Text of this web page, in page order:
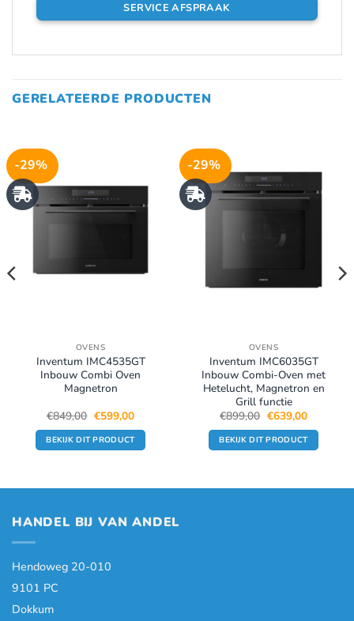
SERVICE AFSPRAAK
GERELATEERDE PRODUCTEN
-29%
OVENS
Inventum IMC4535GT
Inbouw Combi Oven
Magnetron
€849,00 Oorspronkelijke
was:
€849,00.
€599,00Huidige
is:
€599,00.
BEKIJK DIT PRODUCT
-29%
OVENS
Inventum IMC6035GT
Inbouw Combi-Oven met
Hetelucht, Magnetron en
Grill functie
€899,00 Oorspronkelijke
was:
€899,00.
€639,00Huidige
is:
€639,00.
BEKIJK DIT PRODUCT
HANDEL BIJ VAN ANDEL
Hendoweg 20-010
9101 PC
Dokkum